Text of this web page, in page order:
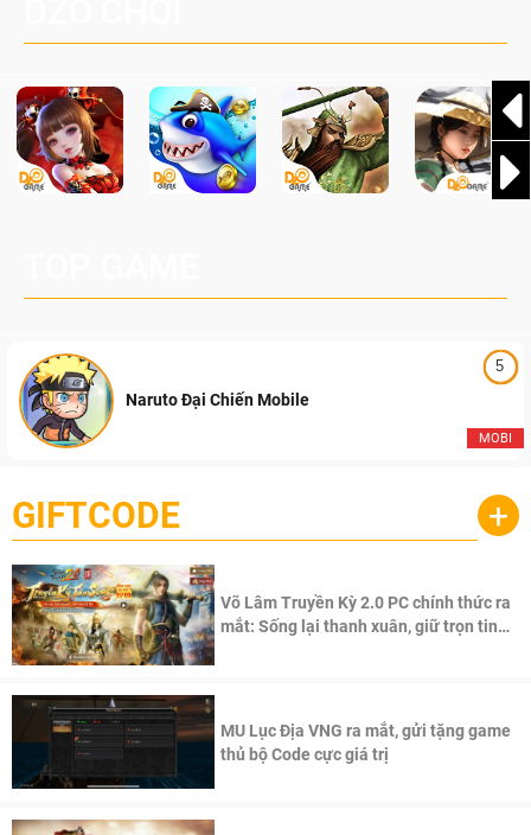
5
MOBI
Naruto Đại Chiến Mobile
GIFTCODE +
Võ Lâm Truyền Kỳ 2.0 PC chính thức ra
mắt: Sống lại thanh xuân, giữ trọn tinh
MU Lục Địa VNG ra mắt, gửi tặng game
thủ bộ Code cực giá trị